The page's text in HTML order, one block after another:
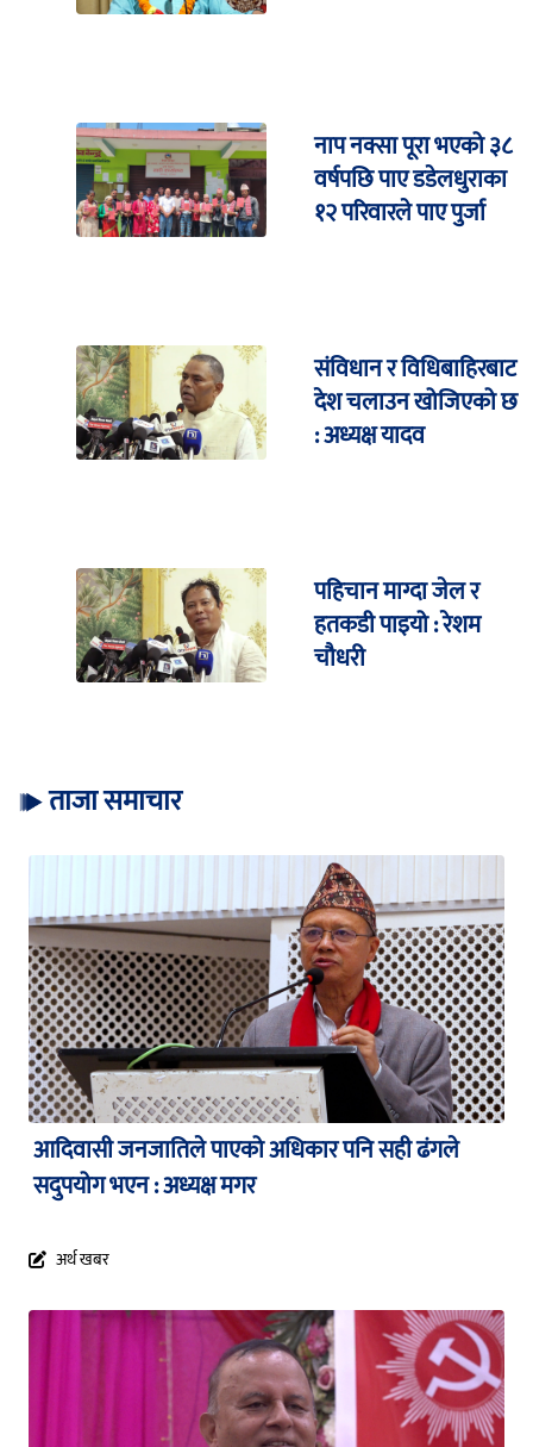
नाप नक्सा पूरा भएको ३८
वर्षपछि पाए डडेलधुराका
१२ परिवारले पाए पुर्जा
संविधान र विधिबाहिरबाट
देश चलाउन खोजिएको छ
: अध्यक्ष यादव
पहिचान माग्दा जेल र
हतकडी पाइयो : रेशम
चौधरी
ताजा समाचार
आदिवासी जनजातिले पाएको अधिकार पनि सही ढंगले
सदुपयोग भएन : अध्यक्ष मगर
अर्थ खबर